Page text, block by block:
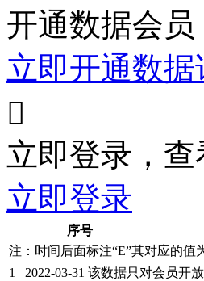
开通数据会
立即开通数据

立即登录，
立即登录
序号
注：时间后面标注“E”其对应的值
1
2022-03-31 该数据只对会员开放